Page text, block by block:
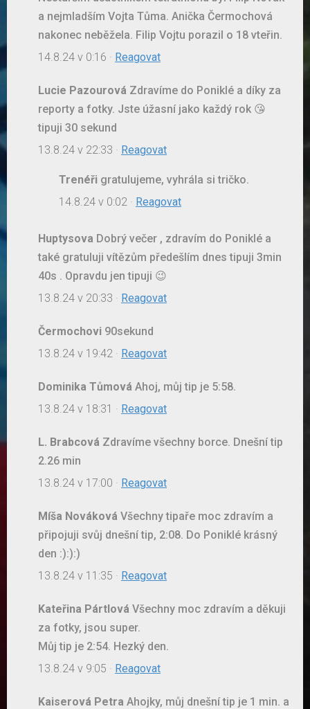
a nejmladším Vojta Tůma. Anička Čermochová
nakonec neběžela. Filip Vojtu porazil o 18 vteřin.
14.8.24 v 0:16 · Reagovat
Lucie Pazourová Zdravíme do Poniklé a díky za
reporty a fotky. Jste úžasní jako každý rok 😘
tipuji 30 sekund
13.8.24 v 22:33 · Reagovat
Trenéři gratulujeme, vyhrála si tričko.
14.8.24 v 0:02 · Reagovat
Huptysova Dobrý večer , zdravím do Poniklé a
také gratuluji vítězům předešlím dnes tipuji 3min
40s . Opravdu jen tipuji 😉
13.8.24 v 20:33 · Reagovat
Čermochovi 90sekund
13.8.24 v 19:42 · Reagovat
Dominika Tůmová Ahoj, můj tip je 5:58.
13.8.24 v 18:31 · Reagovat
L. Brabcová Zdravíme všechny borce. Dnešní tip
2.26 min
13.8.24 v 17:00 · Reagovat
Míša Nováková Všechny tipaře moc zdravím a
připojuji svůj dnešní tip, 2:08. Do Poniklé krásný
den :):):)
13.8.24 v 11:35 · Reagovat
Kateřina Pártlová Všechny moc zdravím a děkuji
za fotky, jsou super.
Můj tip je 2:54. Hezký den.
13.8.24 v 9:05 · Reagovat
Kaiserová Petra Ahojky, můj dnešní tip je 1 min. a